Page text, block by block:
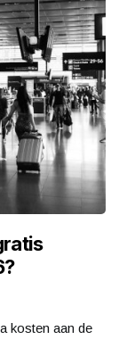
kosten aan de